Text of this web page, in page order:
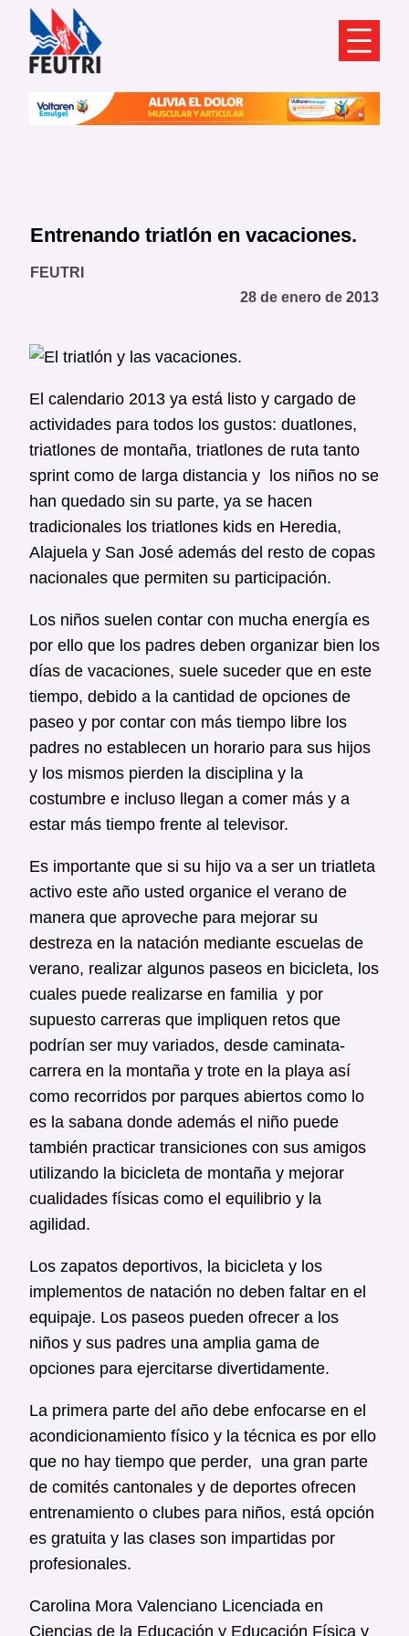
Saltar
contenido
Entrenando triatlón en vacaciones.
FEUTRI
28 de enero de 2013
El calendario 2013 ya está listo y cargado de
actividades para todos los gustos: duatlones,
triatlones de montaña, triatlones de ruta tanto
sprint como de larga distancia y los niños no se
han quedado sin su parte, ya se hacen
tradicionales los triatlones kids en Heredia,
Alajuela y San José además del resto de copas
nacionales que permiten su participación.
Los niños suelen contar con mucha energía es
por ello que los padres deben organizar bien los
días de vacaciones, suele suceder que en este
tiempo, debido a la cantidad de opciones de
paseo y por contar con más tiempo libre los
padres no establecen un horario para sus hijos
y los mismos pierden la disciplina y la
costumbre e incluso llegan a comer más y a
estar más tiempo frente al televisor.
Es importante que si su hijo va a ser un triatleta
activo este año usted organice el verano de
manera que aproveche para mejorar su
destreza en la natación mediante escuelas de
verano, realizar algunos paseos en bicicleta, los
cuales puede realizarse en familia y por
supuesto carreras que impliquen retos que
podrían ser muy variados, desde caminata-
carrera en la montaña y trote en la playa así
como recorridos por parques abiertos como lo
es la sabana donde además el niño puede
también practicar transiciones con sus amigos
utilizando la bicicleta de montaña y mejorar
cualidades físicas como el equilibrio y la
agilidad.
Los zapatos deportivos, la bicicleta y los
implementos de natación no deben faltar en el
equipaje. Los paseos pueden ofrecer a los
niños y sus padres una amplia gama de
opciones para ejercitarse divertidamente.
La primera parte del año debe enfocarse en el
acondicionamiento físico y la técnica es por ello
que no hay tiempo que perder, una gran parte
de comités cantonales y de deportes ofrecen
entrenamiento o clubes para niños, está opción
es gratuita y las clases son impartidas por
profesionales.
Carolina Mora Valenciano Licenciada en
Ciencias de la Educación y Educación Física y